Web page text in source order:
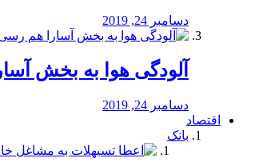
دسامبر 24, 2019
آلودگی هوا به بخش
دسامبر 24, 2019
اقتصاد
بانک